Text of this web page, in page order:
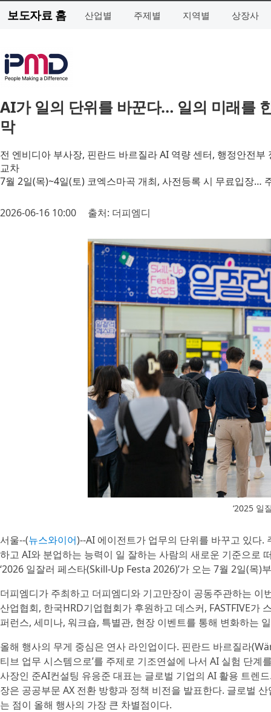
보도자료 홈 산업별 주제별 지역별 상장사
AI가 일의 단위를 바꾼다… 일의 미래를
막
전 엔비디아 부사장, 핀란드 바르질라 AI 역량 센터, 행정안전
교차
7월 2일(목)~4일(토) 코엑스마곡 개최, 사전등록 시 무료입장…
2026-06-16 10:00 출처: 더피엠디
‘2025 일
서울--(뉴스와이어)--AI 에이전트가 업무의 단위를 바꾸고 있다.
하고 AI와 분업하는 능력이 일 잘하는 사람의 새로운 기준으로
‘2026 일잘러 페스타(Skill-Up Festa 2026)’가 오는 7월 2일(목)
더피엠디가 주최하고 더피엠디와 기고만장이 공동주관하는
산업협회, 한국HRD기업협회가 후원하고 데스커, FASTFIVE가
퍼런스, 세미나, 워크숍, 특별관, 현장 이벤트를 통해 변화하는
올해 행사의 무게 중심은 연사 라인업이다. 핀란드 바르질라
티브 업무 시스템으로’를 주제로 기조연설에 나서 AI 실험 단
사장인 준AI컨설팅 유응준 대표는 글로벌 기업의 AI 활용 트렌
장은 공공부문 AX 전환 방향과 정책 비전을 발표한다. 글로벌
는 점이 올해 행사의 가장 큰 차별점이다.